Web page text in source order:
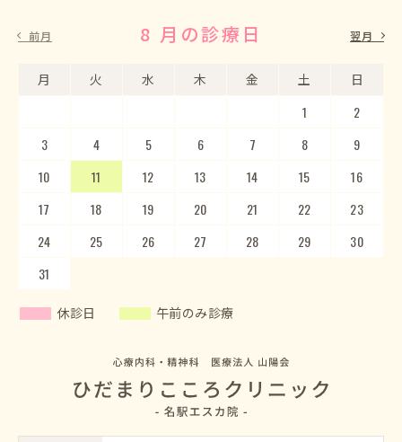
前月 8 月の診療日
月 火 水 木 金 土 日
1
2
3
4 5 6 7 8
9
10
11 12 13 14 15
16
17
18 19 20 21 22
23
24
25 26 27 28 29
30
31
9 月の診療日
月 火 水 木 金 土 日
5
6
7
8 9 10 11 12
13
14
15 16 17 18 19
20
21
22 23 24 25 26
27
28
29 30
翌月
休診日 午前のみ診療